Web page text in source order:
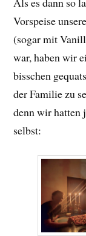
Vorspeise
(sogar mit
war, haben wir
bisschen
der Familie zu
denn wir hatten
selbst: